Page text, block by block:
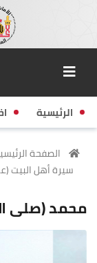
الرئيسية
الصفحة
سيرة أهل البيت
محمد (صلى